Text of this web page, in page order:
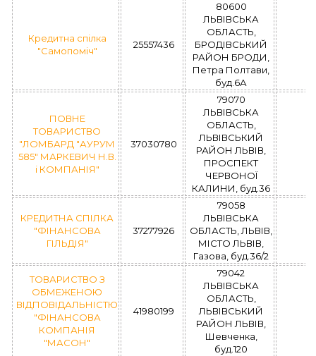
Кредитна спілка
"Самопоміч"
25557436
80600
ЛЬВІВСЬКА
ОБЛАСТЬ,
БРОДІВСЬКИЙ
РАЙОН БРОДИ,
Петра Полтави,
буд.6А
ПОВНЕ
ТОВАРИСТВО
"ЛОМБАРД "АУРУМ
585" МАРКЕВИЧ Н.В.
і КОМПАНІЯ"
37030780
79070
ЛЬВІВСЬКА
ОБЛАСТЬ,
ЛЬВІВСЬКИЙ
РАЙОН ЛЬВІВ,
ПРОСПЕКТ
ЧЕРВОНОЇ
КАЛИНИ, буд.36
КРЕДИТНА СПІЛКА
"ФІНАНСОВА
ГІЛЬДІЯ"
37277926
79058
ЛЬВІВСЬКА
ОБЛАСТЬ, ЛЬВІВ,
МІСТО ЛЬВІВ,
Газова, буд.36/2
ТОВАРИСТВО З
ОБМЕЖЕНОЮ
ВІДПОВІДАЛЬНІСТЮ
"ФІНАНСОВА
КОМПАНІЯ
"МАСОН"
41980199
79042
ЛЬВІВСЬКА
ОБЛАСТЬ,
ЛЬВІВСЬКИЙ
РАЙОН ЛЬВІВ,
Шевченка,
буд.120